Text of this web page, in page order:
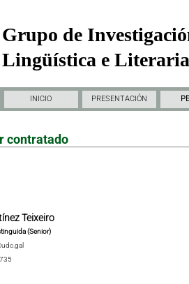
Grupo de
Lingüística e
INICIO PRESENTACIÓN
contratado
Teixeiro
(Senior)